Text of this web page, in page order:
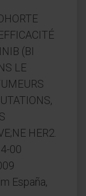
(BI
LE
HER2.
00
España,